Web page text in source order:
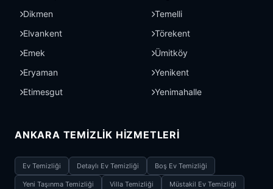
Dikmen
Elvankent
Emek
Eryaman
Etimesgut
Temelli
Törekent
Ümitköy
Yenikent
Yenimahalle
ANKARA TEMIZLIK HIZMETLERI
Ev Temizliği Detaylı Ev Temizliği Boş Ev Temizliği
Yeni Taşınma Temizliği Villa Temizliği Müstakil Ev Temizliği